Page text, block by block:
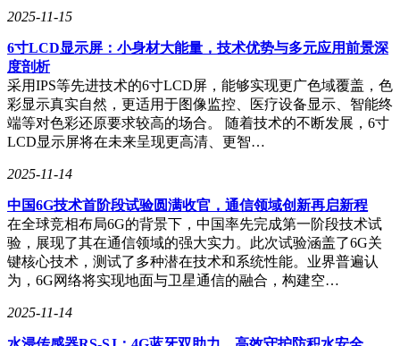
全局规划至关重要。整个网络（包括总部和各分支机构）需要
统一规划VLAN ID的分配，以避免冲突。其次，专线两端的
接入设备端口必须正确配置为Trunk模式，并允许相同的
VLAN ID通过。由于802.1Q标签增加了帧长度，因此需要确
保端到端网络设备（包括运营商设备）的MTU设置足够大
（通常至少1522字节或更大），以防止因帧过大而导致分片或
丢弃。同时，在Trunk端口应用QoS策略，为关键VLAN流量
保障带宽和优先级也是必不可少的。最后，与运营商的沟通同
样重要。需要明确告知运营商VLAN规划和使用意图，确认其
特定的VLAN管理策略或限制。
专线与VLAN技术的结合，为企业构建了一个高效且安全的网
络基础设施。通过VLAN划分，企业能够在单一的物理专线上
构建多个逻辑上隔离的网络，满足不同业务部门、不同安全等
和可扩展性提供了坚实的基础。
2025-11-15
6寸LCD显示屏：小身材大能量，技术优势与多元应用前景深
度剖析
采用IPS等先进技术的6寸LCD屏，能够实现更广色域覆盖，色
彩显示真实自然，更适用于图像监控、医疗设备显示、智能终
端等对色彩还原要求较高的场合。 随着技术的不断发展，6寸
LCD显示屏将在未来呈现更高清、更智…
2025-11-14
中国6G技术首阶段试验圆满收官，通信领域创新再启新程
在全球竞相布局6G的背景下，中国率先完成第一阶段技术试
验，展现了其在通信领域的强大实力。此次试验涵盖了6G关
键核心技术，测试了多种潜在技术和系统性能。业界普遍认
为，6G网络将实现地面与卫星通信的融合，构建空…
2025-11-14